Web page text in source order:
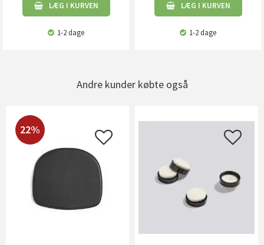
LÆG I KURVEN
1-2 dage
LÆG I KURVEN
1-2 dage
Andre kunder købte også
22%